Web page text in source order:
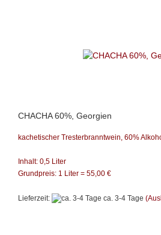
CHACHA 60%, Georgien
kachetischer Tresterbranntwein, 60%
Inhalt: 0,5 Liter
Grundpreis: 1 Liter = 55,00 €
Lieferzeit: ca. 3-4 Tage